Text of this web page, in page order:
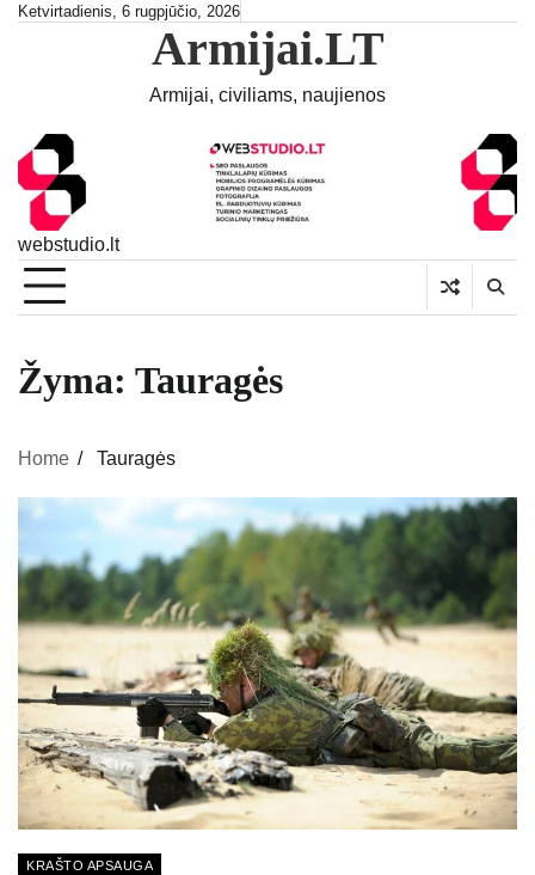
SkipKetvirtadienis, 6 rugpjūčio, 2026
Armijai.LT
Armijai, civiliams, naujienos
webstudio.lt
Žyma: Tauragės
Home Tauragės
KRAŠTO APSAUGA